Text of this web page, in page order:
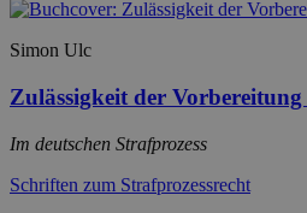
Simon Ulc
Zulässigkeit der
Im deutschen Strafprozess
Schriften zum Strafprozessrecht